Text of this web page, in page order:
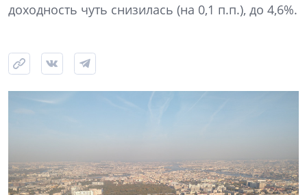
доходность чуть снизилась (на 0,1 п.п.), до 4,6%.